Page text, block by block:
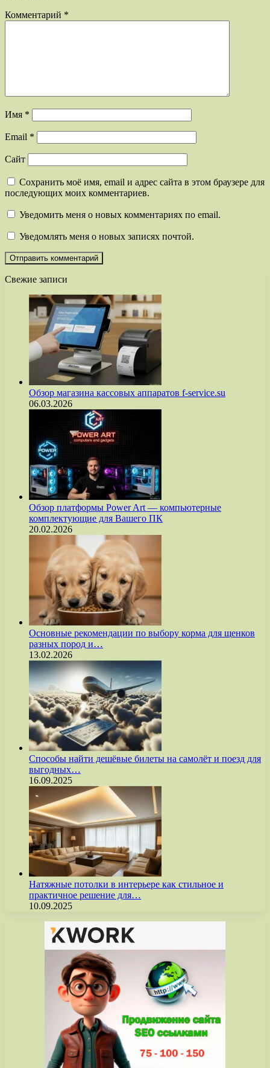
Комментарий *
Имя *
Email *
Сайт
Сохранить моё имя, email и адрес сайта в этом браузере для
последующих моих комментариев.
Уведомить меня о новых комментариях по email.
Уведомлять меня о новых записях почтой.
Свежие записи
Обзор магазина кассовых аппаратов f-service.su
06.03.2026
Обзор платформы Power Art — компьютерные
комплектующие для Вашего ПК
20.02.2026
Основные рекомендации по выбору корма для щенков
разных пород и…
13.02.2026
Способы найти дешёвые билеты на самолёт и поезд для
выгодных…
16.09.2025
Натяжные потолки в интерьере как стильное и
практичное решение для…
10.09.2025